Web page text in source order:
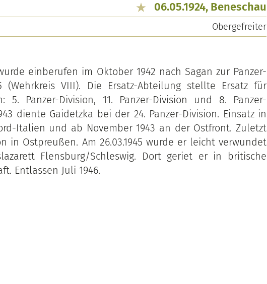
06.05.1924, Beneschau
Obergefreiter
einberufen im Oktober 1942 nach Sagan zur Panzer-
(Wehrkreis VIII). Die Ersatz-Abteilung stellte Ersatz für
5. Panzer-Division, 11. Panzer-Division und 8. Panzer-
diente Gaidetzka bei der 24. Panzer-Division. Einsatz in
Italien und ab November 1943 an der Ostfront. Zuletzt
in Ostpreußen. Am 26.03.1945 wurde er leicht verwundet
Flensburg/Schleswig. Dort geriet er in britische
Entlassen Juli 1946.